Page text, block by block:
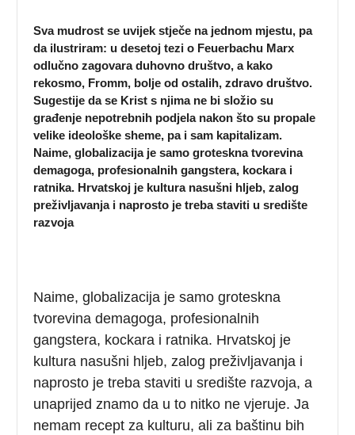
Sva mudrost se uvijek stječe na jednom mjestu, pa
da ilustriram: u desetoj tezi o Feuerbachu Marx
odlučno zagovara duhovno društvo, a kako
rekosmo, Fromm, bolje od ostalih, zdravo društvo.
Sugestije da se Krist s njima ne bi složio su
građenje nepotrebnih podjela nakon što su propale
velike ideološke sheme, pa i sam kapitalizam.
Naime, globalizacija je samo groteskna tvorevina
demagoga, profesionalnih gangstera, kockara i
ratnika. Hrvatskoj je kultura nasušni hljeb, zalog
preživljavanja i naprosto je treba staviti u središte
razvoja
Naime, globalizacija je samo groteskna
tvorevina demagoga, profesionalnih
gangstera, kockara i ratnika. Hrvatskoj je
kultura nasušni hljeb, zalog preživljavanja i
naprosto je treba staviti u središte razvoja, a
unaprijed znamo da u to nitko ne vjeruje. Ja
nemam recept za kulturu, ali za baštinu bih